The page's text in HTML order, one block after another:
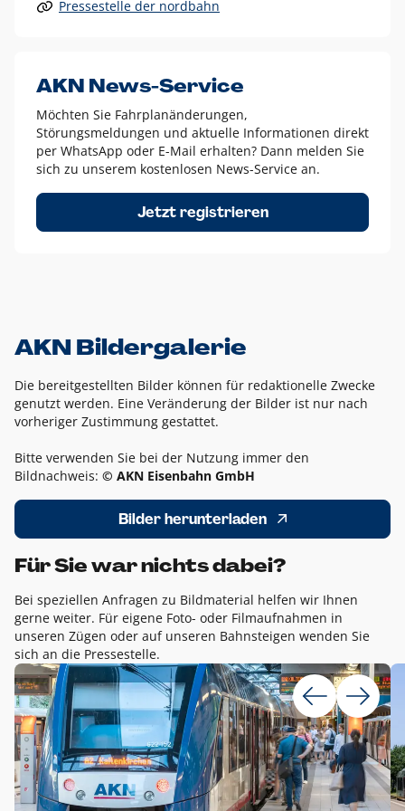
Alle anderen Logo-Varianten dürfen nur in Ausnahmefällen
Diese Ausnahmen sind zum Beispiel:
dem AKN Blau,
weißes Logo auf Fotohintergründen,
schwarzes Logo für reine Schwarz-Weiß-Umsetzungen
Um das Logo herum muss ein Schutzraum von jeweils einer
Höhe bzw. Breite des N aus AKN in alle Richtungen
Pressestelle der nordbahn
AKN News-Service
Möchten Sie Fahrplanänderungen,
Störungsmeldungen und aktuelle Informationen direkt
per WhatsApp oder E-Mail erhalten? Dann melden Sie
sich zu unserem kostenlosen News-Service an.
Jetzt registrieren
AKN Bildergalerie
Die bereitgestellten Bilder können für redaktionelle Zwecke
genutzt werden. Eine Veränderung der Bilder ist nur nach
vorheriger Zustimmung gestattet.
Bitte verwenden Sie bei der Nutzung immer den
Bildnachweis: © AKN Eisenbahn GmbH
Bilder herunterladen
Für Sie war nichts dabei?
Bei speziellen Anfragen zu Bildmaterial helfen wir Ihnen
gerne weiter. Für eigene Foto- oder Filmaufnahmen in
unseren Zügen oder auf unseren Bahnsteigen wenden Sie
sich an die Pressestelle.